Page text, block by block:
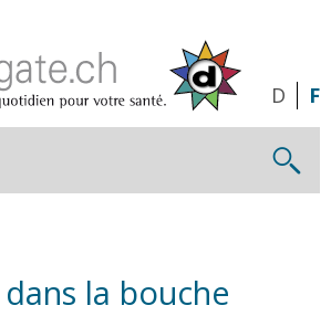
D F
la bouche